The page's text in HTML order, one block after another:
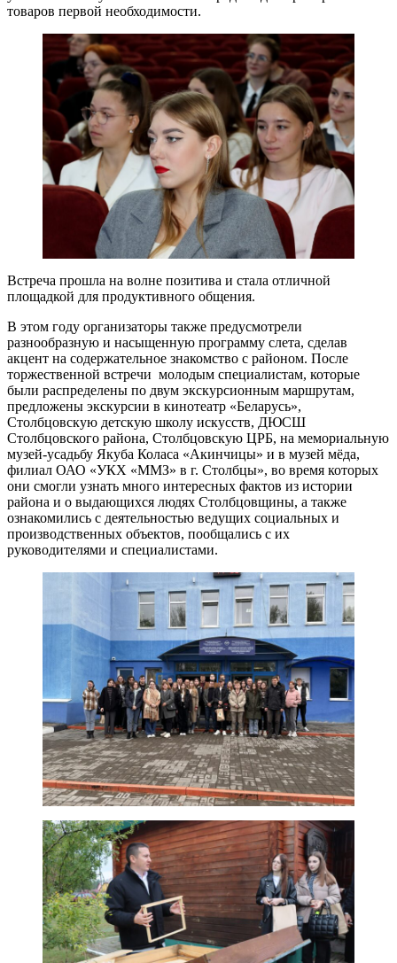
товаров первой необходимости.
Встреча прошла на волне позитива и стала отличной
площадкой для продуктивного общения.
В этом году организаторы также предусмотрели
разнообразную и насыщенную программу слета, сделав
акцент на содержательное знакомство с районом. После
торжественной встречи молодым специалистам, которые
были распределены по двум экскурсионным маршрутам,
предложены экскурсии в кинотеатр «Беларусь»,
Столбцовскую детскую школу искусств, ДЮСШ
Столбцовского района, Столбцовскую ЦРБ, на мемориальную
музей-усадьбу Якуба Коласа «Акинчицы» и в музей мёда,
филиал ОАО «УКХ «ММЗ» в г. Столбцы», во время которых
они смогли узнать много интересных фактов из истории
района и о выдающихся людях Столбцовщины, а также
ознакомились с деятельностью ведущих социальных и
производственных объектов, пообщались с их
руководителями и специалистами.